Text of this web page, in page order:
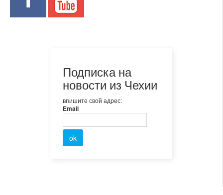
Подписка на
новости из Чехии
впишите свой адрес:
Email